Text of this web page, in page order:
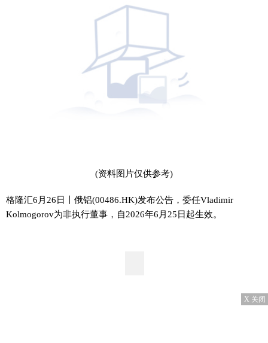
(资料图片仅供参考)
格隆汇6月26日丨俄铝(00486.HK)发布公告，委任Vladimir
Kolmogorov为非执行董事，自2026年6月25日起生效。
X 关闭